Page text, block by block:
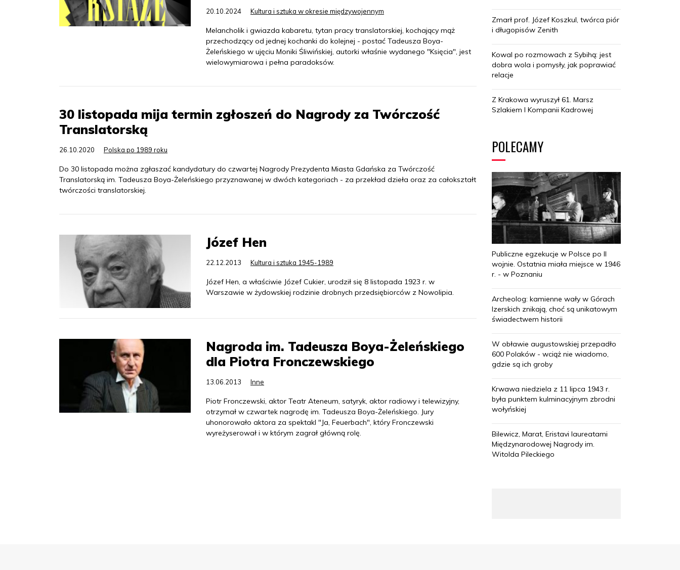
20.10.2024 Kultura i sztuka w okresie międzywojennym
Melancholik i gwiazda kabaretu, tytan pracy translatorskiej, kochający mąż
przechodzący od jednej kochanki do kolejnej - postać Tadeusza Boya-
Żeleńskiego w ujęciu Moniki Śliwińskiej, autorki właśnie wydanego "Księcia", jest
wielowymiarowa i pełna paradoksów.
30 listopada mija termin zgłoszeń do Nagrody za Twórczość
Translatorską
26.10.2020 Polska po 1989 roku
Do 30 listopada można zgłaszać kandydatury do czwartej Nagrody Prezydenta Miasta Gdańska za Twórczość
Translatorską im. Tadeusza Boya-Żeleńskiego przyznawanej w dwóch kategoriach - za przekład dzieła oraz za całokształt
twórczości translatorskiej.
Józef Hen
22.12.2013 Kultura i sztuka 1945-1989
Józef Hen, a właściwie Józef Cukier, urodził się 8 listopada 1923 r. w
Warszawie w żydowskiej rodzinie drobnych przedsiębiorców z Nowolipia.
Nagroda im. Tadeusza Boya-Żeleńskiego
dla Piotra Fronczewskiego
13.06.2013 Inne
Piotr Fronczewski, aktor Teatr Ateneum, satyryk, aktor radiowy i telewizyjny,
otrzymał w czwartek nagrodę im. Tadeusza Boya-Żeleńskiego. Jury
uhonorowało aktora za spektakl "Ja, Feuerbach", który Fronczewski
wyreżyserował i w którym zagrał główną rolę.
Zmarł prof. Józef Koszkul, twórca piór
i długopisów Zenith
Kowal po rozmowach z Sybihą: jest
dobra wola i pomysły, jak poprawiać
relacje
Z Krakowa wyruszył 61. Marsz
Szlakiem I Kompanii Kadrowej
POLECAMY
Publiczne egzekucje w Polsce po II
wojnie. Ostatnia miała miejsce w 1946
r. - w Poznaniu
Archeolog: kamienne wały w Górach
Izerskich znikają, choć są unikatowym
świadectwem historii
W obławie augustowskiej przepadło
600 Polaków - wciąż nie wiadomo,
gdzie są ich groby
Krwawa niedziela z 11 lipca 1943 r.
była punktem kulminacyjnym zbrodni
wołyńskiej
Bilewicz, Marat, Eristavi laureatami
Międzynarodowej Nagrody im.
Witolda Pileckiego